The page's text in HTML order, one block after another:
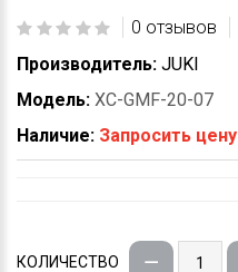
0 отзывов
Производитель: JUKI
Модель: XC-GMF-20-07
Наличие: Запросить цену
КОЛИЧЕСТВО